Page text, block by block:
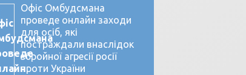
Офіс Омбудсмана
проведе онлайн заходи
для осіб, які
постраждали внаслідок
збройної агресії росії
проти України